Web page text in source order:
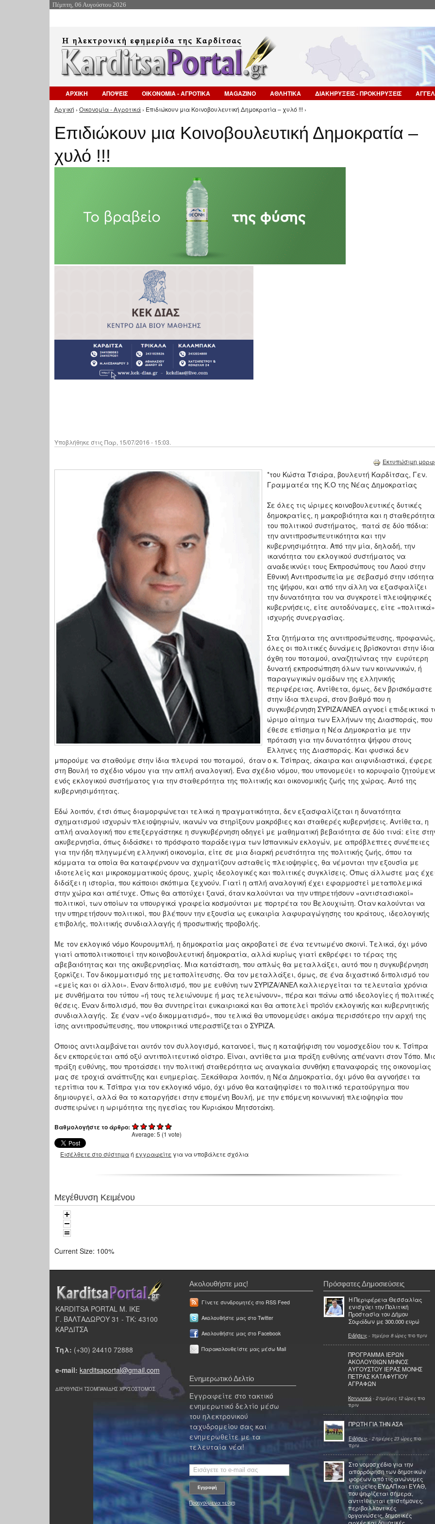
Πέμπτη, 06 Αυγούστου 2026
ΑΡΧΙΚΗ ΑΠΟΨΕΙΣ ΟΙΚΟΝΟΜΙΑ - ΑΓΡΟΤΙΚΑ MAGAZINO ΑΘΛΗΤΙΚΑ ΔΙΑΚΗΡΥΞΕΙΣ - ΠΡΟΚΗΡΥΞΕΙΣ
Είστε εδώ
Αρχική › Οικονομία - Αγροτικά › Επιδιώκουν μια Κοινοβουλευτική Δημοκρατία – χυλό !!! ›
Επιδιώκουν μια Κοινοβουλευτική Δημοκρατία –
χυλό !!!
Υποβλήθηκε στις Παρ, 15/07/2016 - 15:03.
Εκτυπώσιμη
*του Κώστα Τσιάρα, βουλευτή Καρδίτσας, Γεν.
Γραμματέα της Κ.Ο της Νέας Δημοκρατίας
Σε όλες τις ώριμες κοινοβουλευτικές δυτικές
δημοκρατίες, η μακροβιότητα και η σταθερότητα
του πολιτικού συστήματος, πατά σε δύο πόδια:
την αντιπροσωπευτικότητα και την
κυβερνησιμότητα. Από την μία, δηλαδή, την
ικανότητα του εκλογικού συστήματος να
αναδεικνύει τους Εκπροσώπους του Λαού στην
Εθνική Αντιπροσωπεία με σεβασμό στην ισότητα
της ψήφου, και από την άλλη να εξασφαλίζει
την δυνατότητα του να συγκροτεί πλειοψηφικές
κυβερνήσεις, είτε αυτοδύναμες, είτε «πολιτικά»
ισχυρής συνεργασίας.
Στα ζητήματα της αντιπροσώπευσης, προφανώς,
όλες οι πολιτικές δυνάμεις βρίσκονται στην ίδια
όχθη του ποταμού, αναζητώντας την ευρύτερη
δυνατή εκπροσώπηση όλων των κοινωνικών, ή
παραγωγικών ομάδων της ελληνικής
περιφέρειας. Αντίθετα, όμως, δεν βρισκόμαστε
στην ίδια πλευρά, στον βαθμό που η
συγκυβέρνηση ΣΥΡΙΖΑ/ΑΝΕΛ αγνοεί επιδεικτικά
ώριμο αίτημα των Ελλήνων της Διασποράς, που
έθεσε επίσημα η Νέα Δημοκρατία με την
πρόταση για την δυνατότητα ψήφου στους
Έλληνες της Διασποράς. Και φυσικά δεν
μπορούμε να σταθούμε στην ίδια πλευρά του ποταμού, όταν ο κ. Τσίπρας, άκαιρα και αιφνιδιαστικά, έφερε
στη Βουλή το σχέδιο νόμου για την απλή αναλογική. Ένα σχέδιο νόμου, που υπονομεύει το κορυφαίο
ενός εκλογικού συστήματος για την σταθερότητα της πολιτικής και οικονομικής ζωής της χώρας. Αυτό της
κυβερνησιμότητας.
Εδώ λοιπόν, έτσι όπως διαμορφώνεται τελικά η πραγματικότητα, δεν εξασφαλίζεται η δυνατότητα
σχηματισμού ισχυρών πλειοψηφιών, ικανών να στηρίξουν μακρόβιες και σταθερές κυβερνήσεις. Αντίθετα, η
απλή αναλογική που επεξεργάστηκε η συγκυβέρνηση οδηγεί με μαθηματική βεβαιότητα σε δύο τινά: είτε
ακυβερνησία, όπως διδάσκει το πρόσφατο παράδειγμα των Ισπανικών εκλογών, με απρόβλεπτες συνέπειες
για την ήδη πληγωμένη ελληνική οικονομία, είτε σε μια διαρκή ρευστότητα της πολιτικής ζωής, όπου τα
κόμματα τα οποία θα καταφέρνουν να σχηματίζουν ασταθείς πλειοψηφίες, θα νέμονται την εξουσία με
ιδιοτελείς και μικροκομματικούς όρους, χωρίς ιδεολογικές και πολιτικές συγκλίσεις. Όπως άλλωστε μας
διδάξει η ιστορία, που κάποιοι σκόπιμα ξεχνούν. Γιατί η απλή αναλογική έχει εφαρμοστεί μεταπολεμικά
στην χώρα και απέτυχε. Όπως θα αποτύχει ξανά, όταν καλούνται να την υπηρετήσουν «αντιστασιακοί»
πολιτικοί, των οποίων τα υπουργικά γραφεία κοσμούνται με πορτρέτα του Βελουχιώτη. Όταν καλούνται να
την υπηρετήσουν πολιτικοί, που βλέπουν την εξουσία ως ευκαιρία λαφυραγώγησης του κράτους, ιδεολογικής
επιβολής, πολιτικής συνδιαλλαγής ή προσωπικής προβολής.
Με τον εκλογικό νόμο Κουρουμπλή, η δημοκρατία μας ακροβατεί σε ένα τεντωμένο σκοινί. Τελικά, όχι μόνο
γιατί αποπολιτικοποιεί την κοινοβουλευτική δημοκρατία, αλλά κυρίως γιατί εκθρέφει το τέρας της
αβεβαιότητας και της ακυβερνησίας. Μια κατάσταση, που απλώς θα μεταλλάξει, αυτό που η συγκυβέρνηση
ξορκίζει. Τον δικομματισμό της μεταπολίτευσης. Θα τον μεταλλάξει, όμως, σε ένα διχαστικό διπολισμό του
«εμείς και οι άλλοι». Έναν διπολισμό, που με ευθύνη των ΣΥΡΙΖΑ/ΑΝΕΛ καλλιεργείται τα τελευταία χρόνια
με συνθήματα του τύπου «ή τους τελειώνουμε ή μας τελειώνουν», πέρα και πάνω από ιδεολογίες ή πολιτικές
θέσεις. Έναν διπολισμό, που θα συντηρείται ευκαιριακά και θα αποτελεί προϊόν εκλογικής και κυβερνητικής
συνδιαλλαγής. Σε έναν «νέο δικομματισμό», που τελικά θα υπονομεύσει ακόμα περισσότερο την αρχή της
ίσης αντιπροσώπευσης, που υποκριτικά υπερασπίζεται ο ΣΥΡΙΖΑ.
Όποιος αντιλαμβάνεται αυτόν τον συλλογισμό, κατανοεί, πως η καταψήφιση του νομοσχεδίου του κ. Τσίπρα
δεν εκπορεύεται από οξύ αντιπολιτευτικό οίστρο. Είναι, αντίθετα μια πράξη ευθύνης απέναντι στον Τόπο.
πράξη ευθύνης, που προτάσσει την πολιτική σταθερότητα ως αναγκαία συνθήκη επαναφοράς της οικονομίας
μας σε τροχιά ανάπτυξης και ευημερίας. Ξεκάθαρα λοιπόν, η Νέα Δημοκρατία, όχι μόνο θα αγνοήσει τα
τερτίπια του κ. Τσίπρα για τον εκλογικό νόμο, όχι μόνο θα καταψηφίσει το πολιτικό τερατούργημα που
δημιουργεί, αλλά θα το καταργήσει στην επομένη Βουλή, με την επόμενη κοινωνική πλειοψηφία που
συσπειρώνει η ωριμότητα της ηγεσίας του Κυριάκου Μητσοτάκη.
Βαθμολογήστε το άρθρο:
Average:5 (1 vote)
Εισέλθετε στο σύστημαή εγγραφείτε για να υποβάλετε σχόλια
Μεγέθυνση Κειμένου
Current Size: 100%
KARDITSA PORTAL Μ. ΙΚΕ
Γ. ΒΑΛΤΑΔΩΡΟΥ 31 - ΤΚ: 43100
ΚΑΡΔΙΤΣΑ
Τηλ: (+30) 24410 72888
e-mail: karditsaportal@gmail.com
ΔΙΕΥΘΥΝΣΗ ΤΣΟΜΠΑΝΙΔΗΣ ΧΡΥΣΟΣΤΟΜΟΣ
Ακολουθήστε μας!
Γίνετε συνδρομητές στο RSS Feed
Ακολουθήστε μας στο Twitter
Ακολουθήστε μας στο Facebook
Παρακολουθείστε μας μέσω Mail
Ενημερωτικό Δελτίο
Εγγραφείτε στο τακτικό
ενημερωτικό δελτίο μέσω
του ηλεκτρονικού
ταχυδρομείου σας και
ενημερωθείτε με τα
τελευταία νέα!
Προηγούμενα τεύχη
Πρόσφατες Δημοσιεύσεις
Η Περιφέρεια Θεσσαλίας
ενισχύει την Πολιτική
Προστασία του Δήμου
Σοφάδων με 300.000 ευρώ
Ειδήσεις - 1ημέρα 8 ώρες πιο πριν
ΠΡΟΓΡΑΜΜΑ ΙΕΡΩΝ
ΑΚΟΛΟΥΘΙΩΝ ΜΗΝΟΣ
ΑΥΓΟΥΣΤΟΥ ΙΕΡΑΣ ΜΟΝΗΣ
ΠΕΤΡΑΣ ΚΑΤΑΦΥΓΙΟΥ
ΑΓΡΑΦΩΝ
Κοινωνικά - 2 ημέρες 12 ώρες πιο
πριν
ΠΡΩΤΗ ΓΙΑ ΤΗΝ ΑΣΑ
Ειδήσεις - 2 ημέρες 23 ώρες πιο
πριν
Στο νομοσχέδιο για την
απορρόφηση των δημοτικών
φορέων από τις ανώνυμες
εταιρείες ΕΥΔΑΠ και ΕΥΑΘ,
που ψηφίζεται σήμερα,
αντιτίθενται επιστήμονες,
περιβαλλοντικές
οργανώσεις, δημοτικές
αρχές και δημοτικές